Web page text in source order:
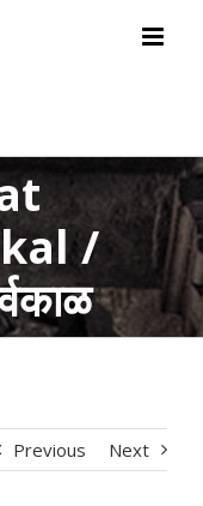
/
Previous Next